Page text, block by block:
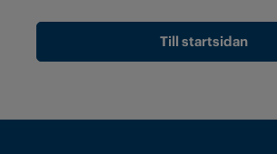
Till startsidan